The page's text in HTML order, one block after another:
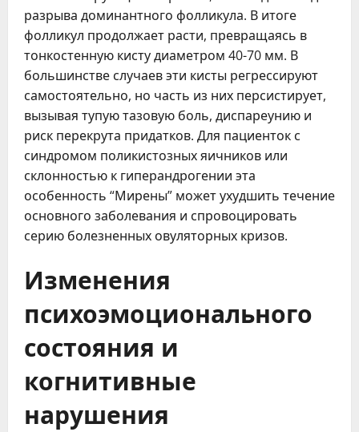
разрыва доминантного фолликула. В итоге
фолликул продолжает расти, превращаясь в
тонкостенную кисту диаметром 40-70 мм. В
большинстве случаев эти кисты регрессируют
самостоятельно, но часть из них персистирует,
вызывая тупую тазовую боль, диспареунию и
риск перекрута придатков. Для пациенток с
синдромом поликистозных яичников или
склонностью к гиперандрогении эта
особенность “Мирены” может ухудшить течение
основного заболевания и спровоцировать
серию болезненных овуляторных кризов.
Изменения
психоэмоционального
состояния и
когнитивные
нарушения